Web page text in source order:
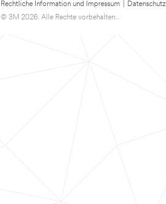
Rechtliche Information und Impressum Datenschutz
© 3M 2026. Alle Rechte vorbehalten..